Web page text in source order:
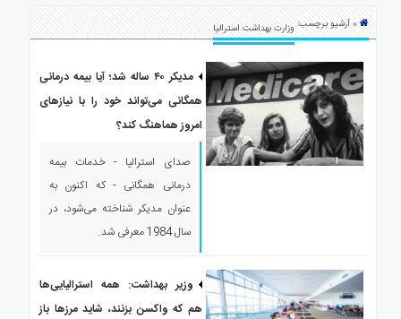
استرالیا
ارتباط
» آرشیو برچسب: وزارت بهداشت استرالیا
مدیکر ۴۰ ساله شد؛ آیا بیمه درمانی
همگانی می‌تواند خود را با نیازهای
امروز هماهنگ کند؟
صدای استرالیا - خدمات بیمه
درمانی همگانی - که اکنون به
عنوان مدیکر شناخته می‌شود، در
سال 1984 معرفی شد.
وزیر بهداشت: همه استرالیایی‌ها
هم که واکسن بزنند، شاید مرزها باز